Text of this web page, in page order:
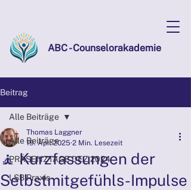
ABC - Counselorakademie
Beitrag
Alle Beiträge
PRÄSENZTAGE DEZ 2024
LSB Praxis
Alle Beiträge
🧘 Kurzfassungen der
Selbstmitgefühls-Impulse
Thomas Laggner
19. Apr. 2025 2 Min. Lesezeit